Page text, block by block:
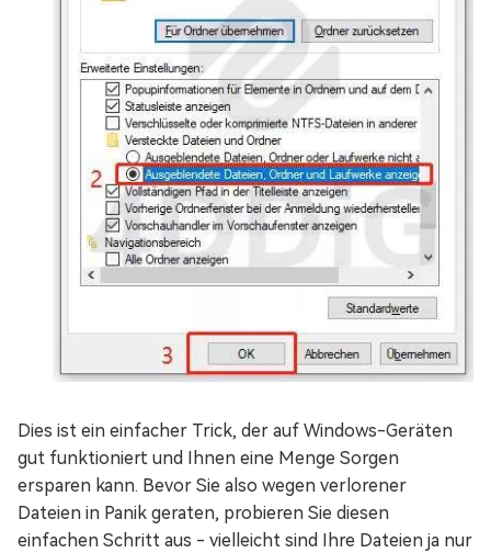
Dies ist ein einfacher Trick, der auf Windows-Geräten
gut funktioniert und Ihnen eine Menge Sorgen
ersparen kann. Bevor Sie also wegen verlorener
Dateien in Panik geraten, probieren Sie diesen
einfachen Schritt aus - vielleicht sind Ihre Dateien ja nur